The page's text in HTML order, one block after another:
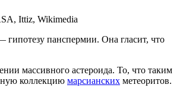
Ittiz, Wikimedia
панспермии. Она гласит, что
массивного астероида. То, что таким
коллекцию марсианских метеоритов.